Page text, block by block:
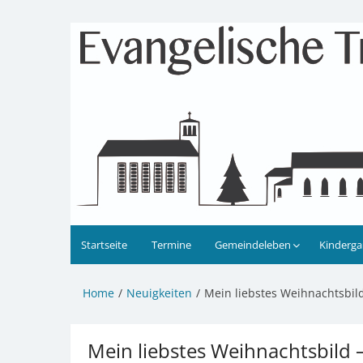
Evangelische
Informationen zu Veranstaltungen,
Startseite Termine Gemeindeleben
Home Neuigkeiten Mein liebstes
Mein liebstes Weihnachtsbild